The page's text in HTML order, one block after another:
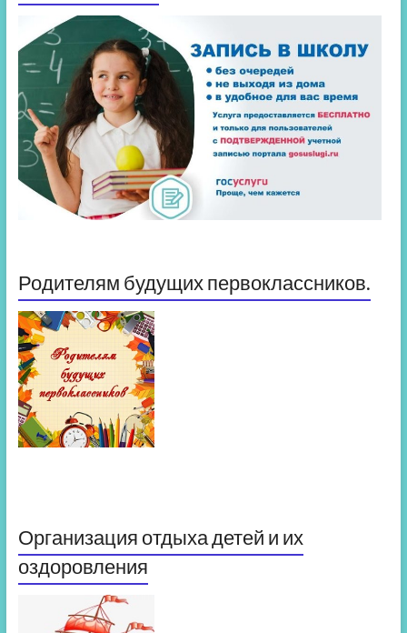
Родителям будущих первоклассников.
Организация отдыха детей и их
оздоровления